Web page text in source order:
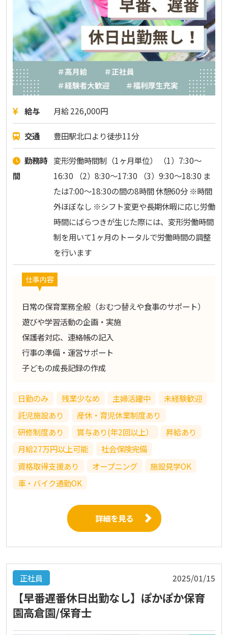
給与 月給 226,000円
交通 豊田駅北口より徒歩11分
勤務時
間
変形労働時間制（1ヶ月単位） （1）7:30～
16:30 （2）8:30～17:30 （3）9:30～18:30 ま
たは7:00～18:30の間の8時間 休憩60分 ※時間
外ほぼなし ※シフト変更や長期休暇に応じ労働
時間にばらつきが生じた際には、変形労働時間
制を用いて1ヶ月のトータルで労働時間の調整
を行います
仕事内容
日常の保育業務全般（おむつ替えや食事のサポート）
遊びや学習活動の企画・実施
保護者対応、連絡帳の記入
行事の準備・運営サポート
子どもの成長記録の作成
日勤のみ 残業少なめ 主婦活躍中
未経験歓迎
託児施設あり
産休・育児休業制度あり
研修制度あり
賞与あり(年2回以上）
昇給あり
月給27万円以上可能
社会保険完備
資格取得支援あり
オープニング
施設見学OK
車・バイク通勤OK
詳細を見る
正社員 2025/01/15
【早番遅番休日出勤なし】ぽかぽか保育
園高倉園/保育士